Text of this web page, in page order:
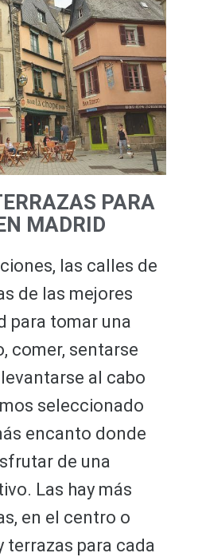
PARA
MADRID
las calles de
de las mejores
para tomar una
comer, sentarse
al cabo
seleccionado
encanto donde
de una
Las hay más
en el centro o
terrazas para cada